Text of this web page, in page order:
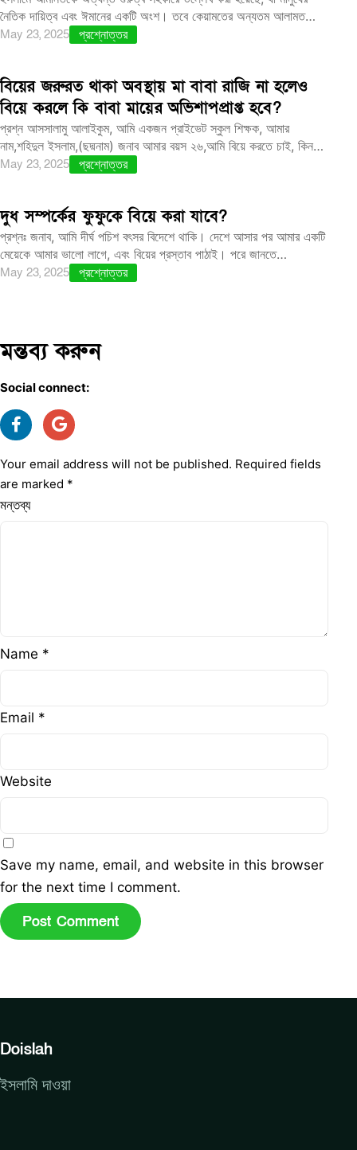
নৈতিক দায়িত্ব এবং ঈমানের একটি অংশ। তবে কেয়ামতের অন্যতম আলামত…
May 23, 2025 প্রশ্নোত্তর
বিয়ের জরুরত থাকা অবস্থায় মা বাবা রাজি না হলেও
বিয়ে করলে কি বাবা মায়ের অভিশাপপ্রাপ্ত হবে?
প্রশ্ন আসসালামু আলাইকুম, আমি একজন প্রাইভেট স্কুল শিক্ষক, আমার
নাম,শহিদুল ইসলাম,(ছদ্মনাম) জনাব আমার বয়স ২৬,আমি বিয়ে করতে চাই, কিন…
May 23, 2025 প্রশ্নোত্তর
দুধ সম্পর্কের ফুফুকে বিয়ে করা যাবে?
প্রশ্নঃ জনাব, আমি দীর্ঘ পচিশ বৎসর বিদেশে থাকি। দেশে আসার পর আমার একটি
মেয়েকে আমার ভালো লাগে, এবং বিয়ের প্রস্তাব পাঠাই। পরে জানতে…
May 23, 2025 প্রশ্নোত্তর
মন্তব্য করুন
Social connect:
Your email address will not be published. Required fields
are marked *
মন্তব্য
Name *
Email *
Website
Save my name, email, and website in this browser
for the next time I comment.
Doislah
ইসলামি দাওয়া